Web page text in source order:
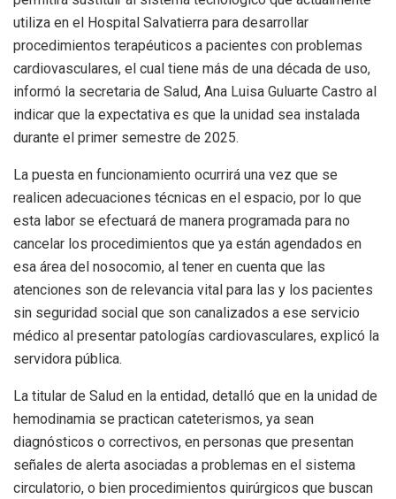
utiliza en el Hospital Salvatierra para desarrollar
procedimientos terapéuticos a pacientes con problemas
cardiovasculares, el cual tiene más de una década de uso,
informó la secretaria de Salud, Ana Luisa Guluarte Castro al
indicar que la expectativa es que la unidad sea instalada
durante el primer semestre de 2025.
La puesta en funcionamiento ocurrirá una vez que se
realicen adecuaciones técnicas en el espacio, por lo que
esta labor se efectuará de manera programada para no
cancelar los procedimientos que ya están agendados en
esa área del nosocomio, al tener en cuenta que las
atenciones son de relevancia vital para las y los pacientes
sin seguridad social que son canalizados a ese servicio
médico al presentar patologías cardiovasculares, explicó la
servidora pública.
La titular de Salud en la entidad, detalló que en la unidad de
hemodinamia se practican cateterismos, ya sean
diagnósticos o correctivos, en personas que presentan
señales de alerta asociadas a problemas en el sistema
circulatorio, o bien procedimientos quirúrgicos que buscan